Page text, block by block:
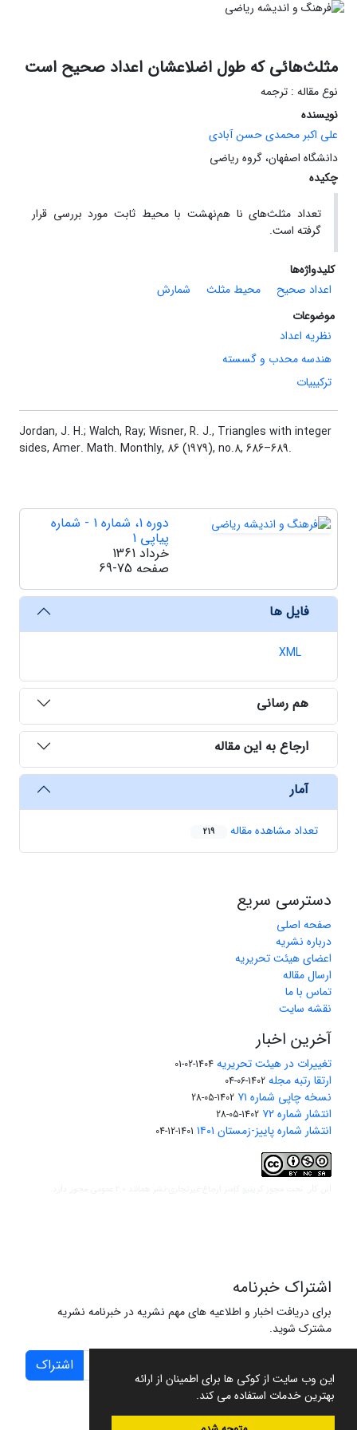
این وب سایت از کوکی ها برای اطمینان از ارائه
بهترین خدمات استفاده می کند.
مثلث‌هائی که طول اضلاعشان اعداد صحیح است
نوع مقاله : ترجمه
نویسنده
علی اکبر محمدی حسن آبادی
دانشگاه اصفهان، گروه ریاضی
چکیده
تعداد مثلث‌های نا هم‌نهشت با محیط ثابت مورد بررسی قرار
گرفته است.
کلیدواژه‌ها
اعداد صحیح
محیط مثلث
شمارش
موضوعات
نظریه اعداد
هندسه محدب و گسسته
ترکیبیات
Jordan, J. H.; Walch, Ray; Wisner, R. J., Triangles with integer
sides, Amer. Math. Monthly, 86 (1979), no.8, 686–689.
دوره 1، شماره 1 - شماره
پیاپی 1
خرداد 1361
صفحه 69-75
فایل ها
XML
هم رسانی
ارجاع به این مقاله
آمار
تعداد مشاهده مقاله 219
دسترسی سریع
صفحه اصلی
درباره نشریه
اعضای هیئت تحریریه
ارسال مقاله
تماس با ما
نقشه سایت
آخرین اخبار
تغییرات در هیئت تحریریه 1404-02-01
ارتقا رتبه مجله 1402-06-04
نسخه چاپی شماره ۷۱ 1402-05-28
انتشار شماره ۷۲ 1402-05-28
انتشار شماره پاییز-زمستان ۱۴۰۱ 1401-12-04
اشتراک خبرنامه
برای دریافت اخبار و اطلاعیه های مهم نشریه در خبرنامه نشریه
مشترک شوید.
اشتراک